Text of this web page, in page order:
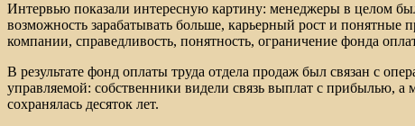
Интервью показали интересную картину: менеджеры в целом
возможность зарабатывать больше, карьерный рост и
компании, справедливость, понятность, ограничение фонда
В результате фонд оплаты труда отдела продаж был связан с
управляемой: собственники видели связь выплат с прибылью,
сохранялась десяток лет.